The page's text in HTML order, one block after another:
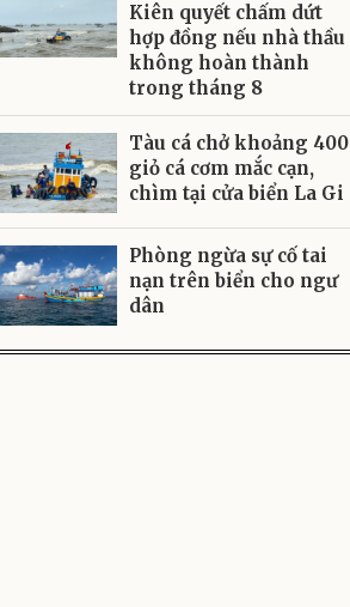
Kiên quyết chấm dứt
hợp đồng nếu nhà thầu
không hoàn thành
trong tháng 8
Tàu cá chở khoảng 400
giỏ cá cơm mắc cạn,
chìm tại cửa biển La Gi
Phòng ngừa sự cố tai
nạn trên biển cho ngư
dân